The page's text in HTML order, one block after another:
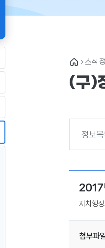
소식
(구)
정보목
2017
자치행
첨부파